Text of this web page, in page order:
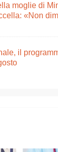
moglie di
«Non
il